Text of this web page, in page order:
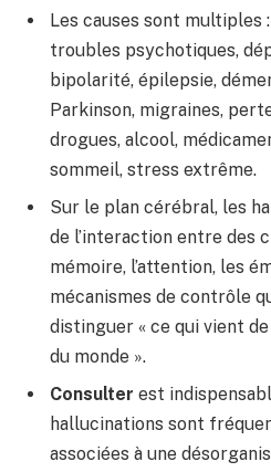
Les causes sont multiples
troubles psychotiques,
bipolarité, épilepsie,
Parkinson, migraines,
drogues, alcool,
sommeil, stress extrême.
Sur le plan cérébral, les
de l’interaction entre des
mémoire, l’attention, les
mécanismes de contrôle
distinguer « ce qui vient
du monde ».
Consulter est
hallucinations sont
associées à une